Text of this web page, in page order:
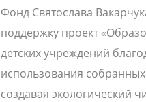
Фонд Святослава
поддержку проект
детских учреждений
использования
создавая экологический